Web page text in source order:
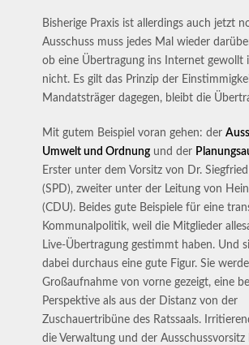
Bisherige Praxis ist allerdings auch jetzt
Ausschuss muss jedes Mal wieder
ob eine Übertragung ins Internet gewollt
nicht. Es gilt das Prinzip der
Mandatsträger dagegen, bleibt die
Mit gutem Beispiel voran gehen: der
Umwelt und Ordnung und der
Erster unter dem Vorsitz von Dr.
(SPD), zweiter unter der Leitung von
(CDU). Beides gute Beispiele für eine
Kommunalpolitik, weil die Mitglieder
Live-Übertragung gestimmt haben. Und
dabei durchaus eine gute Figur. Sie
Großaufnahme von vorne gezeigt, eine
Perspektive als aus der Distanz von der
Zuschauertribüne des Ratssaals.
die Verwaltung und der Ausschussvorsitz